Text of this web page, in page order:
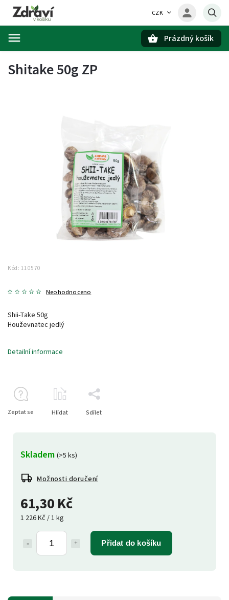
CZK
Prázdný košík
Shitake 50g ZP
Kód: 110570
Neohodnoceno
61,30 Kč
1 226 Kč / 1 kg
Přidat do košíku
Skladem (>5 ks)
Možnosti doručení
Shii-Take 50g
Houževnatec jedlý
Detailní informace
Zeptat se Hlídat Sdílet